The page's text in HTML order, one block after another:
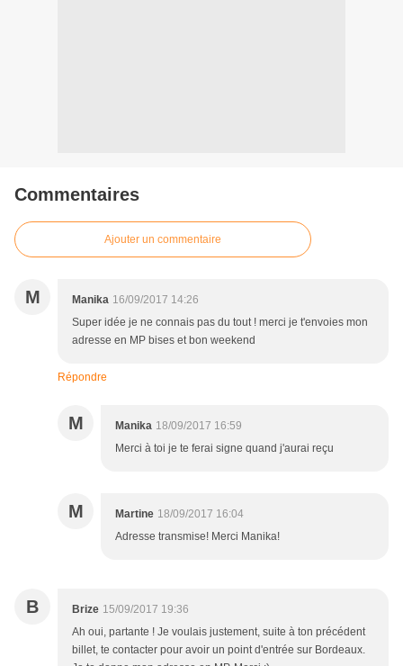
Commentaires
Ajouter un commentaire
M Manika 16/09/2017 14:26
Super idée je ne connais pas du tout ! merci je t'envoies mon
adresse en MP bises et bon weekend
Répondre
M Manika 18/09/2017 16:59
Merci à toi je te ferai signe quand j'aurai reçu
M Martine 18/09/2017 16:04
Adresse transmise! Merci Manika!
B Brize 15/09/2017 19:36
Ah oui, partante ! Je voulais justement, suite à ton précédent
billet, te contacter pour avoir un point d'entrée sur Bordeaux.